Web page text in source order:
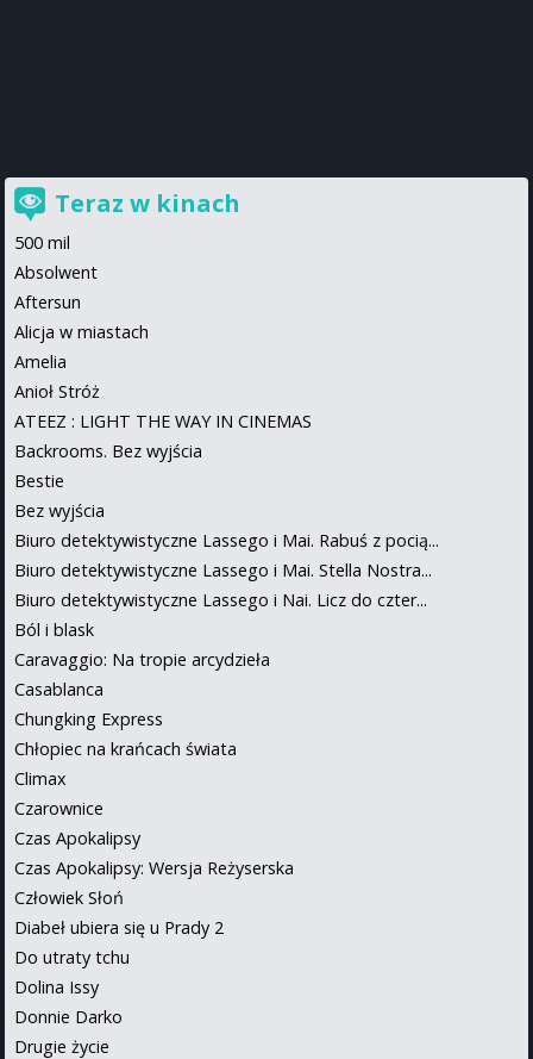
Teraz w kinach
500 mil
Absolwent
Aftersun
Alicja w miastach
Amelia
Anioł Stróż
ATEEZ : LIGHT THE WAY IN CINEMAS
Backrooms. Bez wyjścia
Bestie
Bez wyjścia
Biuro detektywistyczne Lassego i Mai. Rabuś z pocią...
Biuro detektywistyczne Lassego i Mai. Stella Nostra...
Biuro detektywistyczne Lassego i Nai. Licz do czter...
Ból i blask
Caravaggio: Na tropie arcydzieła
Casablanca
Chungking Express
Chłopiec na krańcach świata
Climax
Czarownice
Czas Apokalipsy
Czas Apokalipsy: Wersja Reżyserska
Człowiek Słoń
Diabeł ubiera się u Prady 2
Do utraty tchu
Dolina Issy
Donnie Darko
Drugie życie